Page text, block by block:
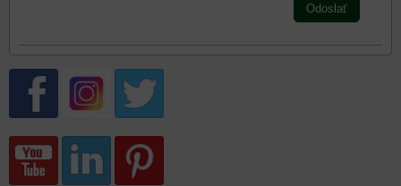
Odoslať